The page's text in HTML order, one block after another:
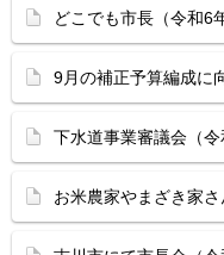
どこでも市長（令和6
9月の補正予算編成に
下水道事業審議会（令
お米農家やまざき家さ